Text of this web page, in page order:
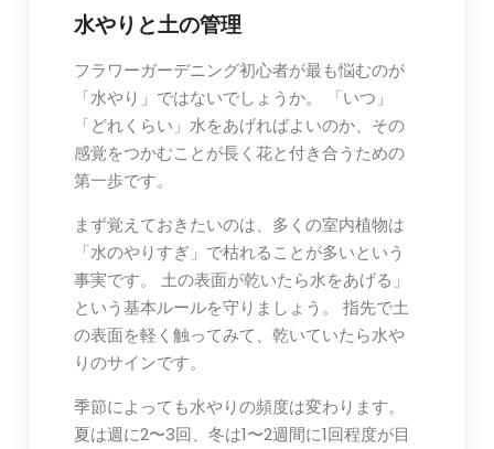
水やりと土の管理
フラワーガーデニング初心者が最も悩むのが
「水やり」ではないでしょうか。 「いつ」
「どれくらい」水をあげればよいのか、その
感覚をつかむことが長く花と付き合うための
第一歩です。
まず覚えておきたいのは、多くの室内植物は
「水のやりすぎ」で枯れることが多いという
事実です。 土の表面が乾いたら水をあげる」
という基本ルールを守りましょう。 指先で土
の表面を軽く触ってみて、乾いていたら水や
りのサインです。
季節によっても水やりの頻度は変わります。
夏は週に2〜3回、冬は1〜2週間に1回程度が目